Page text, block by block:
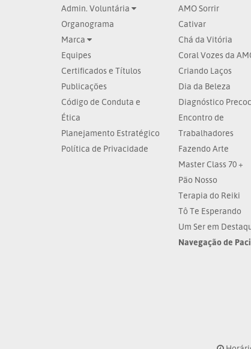
Admin. Voluntária
Organograma
Marca
Equipes
Certificados e Títulos
Publicações
Código de Conduta e
Ética
Planejamento Estratégico
Política de Privacidade
AMO Sorrir
Cativar
Chá da Vitória
Coral Vozes da
Criando Laços
Dia da Beleza
Diagnóstico
Encontro de
Trabalhadores
Fazendo Arte
Master Class 70 +
Pão Nosso
Terapia do Reiki
Tô Te Esperando
Um Ser em
Navegação de